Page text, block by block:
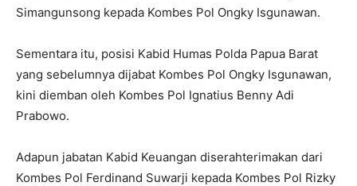
Simangunsong kepada Kombes Pol Ongky Isgunawan.
Sementara itu, posisi Kabid Humas Polda Papua Barat
yang sebelumnya dijabat Kombes Pol Ongky Isgunawan,
kini diemban oleh Kombes Pol Ignatius Benny Adi
Prabowo.
Adapun jabatan Kabid Keuangan diserahterimakan dari
Kombes Pol Ferdinand Suwarji kepada Kombes Pol Rizky